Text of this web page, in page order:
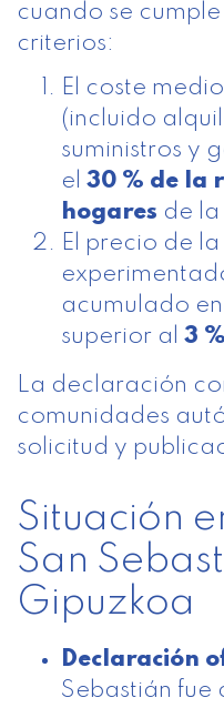
cuando se
criterios:
El coste
(incluido
suministros y
el 30 % de la
hogares de
El precio de
acumulado
superior al 3
La declaración
comunidades
solicitud y
Situación
San
Gipuzkoa
Declaración
Sebastián fue